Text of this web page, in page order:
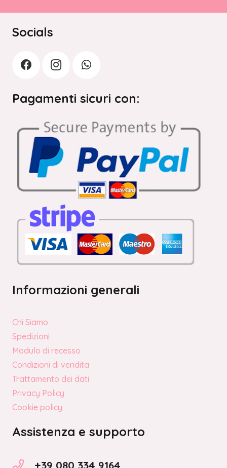
Socials
Pagamenti sicuri con:
Informazioni generali
Chi Siamo
Spedizioni
Modulo di recesso
Condizioni di vendita
Trattamento dei dati
Privacy Policy
Cookie policy
Assistenza e supporto
+39 080 334 9164